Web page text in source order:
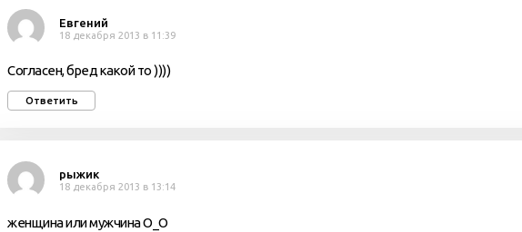
Евгений
18 декабря 2013 в 11:39
Согласен, бред какой то ))))
Ответить
рыжик
18 декабря 2013 в 13:14
женщина или мужчина О_О